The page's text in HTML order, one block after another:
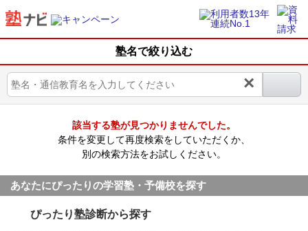
塾名で絞り込む
×
該当する塾が見つかりませんでした。
条件を変更して再度検索をしていただくか、
別の検索方法をお試しください。
あなたにぴったりの学習塾・予備校を探す
ぴったり塾診断から探す